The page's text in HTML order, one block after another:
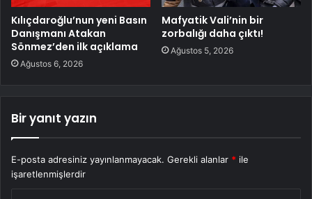
Kılıçdaroğlu’nun yeni Basın
Danışmanı Atakan
Sönmez’den ilk açıklama
Ağustos 6, 2026
Mafyatik Vali’nin bir
zorbalığı daha çıktı!
Ağustos 5, 2026
Bir yanıt yazın
E-posta adresiniz yayınlanmayacak. Gerekli alanlar * ile
işaretlenmişlerdir